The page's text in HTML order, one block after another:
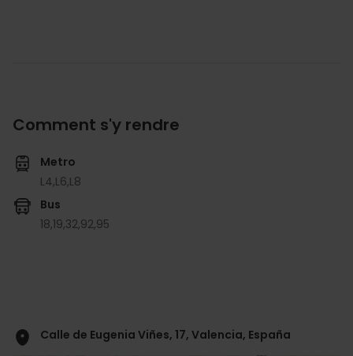
Comment s'y rendre
Metro
L4,L6,L8
Bus
18,19,32,92,95
Calle de Eugenia Viñes, 17, Valencia, España